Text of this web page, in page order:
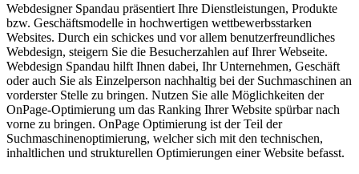
Webdesigner Spandau präsentiert Ihre Dienstleistungen, Produkte
bzw. Geschäftsmodelle in hochwertigen wettbewerbsstarken
Websites. Durch ein schickes und vor allem benutzerfreundliches
Webdesign, steigern Sie die Besucherzahlen auf Ihrer Webseite.
Webdesign Spandau hilft Ihnen dabei, Ihr Unternehmen, Geschäft
oder auch Sie als Einzelperson nachhaltig bei der Suchmaschinen an
vorderster Stelle zu bringen. Nutzen Sie alle Möglichkeiten der
OnPage-Optimierung um das Ranking Ihrer Website spürbar nach
vorne zu bringen. OnPage Optimierung ist der Teil der
Suchmaschinenoptimierung, welcher sich mit den technischen,
inhaltlichen und strukturellen Optimierungen einer Website befasst.